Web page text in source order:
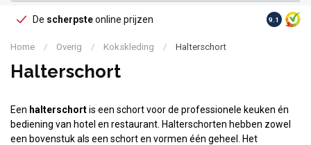
De scherpsteonline prijzen Op
9.1
Home / Overig / Kokskleding / Halterschort
Halterschort
Een halterschortis een schort voor de professionele keuken én
bediening van hotel en restaurant. Halterschorten hebben zowel
een bovenstuk als een schort en vormen één geheel. Het